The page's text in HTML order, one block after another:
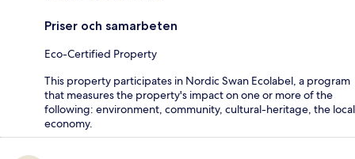
Priser och samarbeten
Eco-Certified Property
This property participates in Nordic Swan Ecolabel, a program
that measures the property's impact on one or more of the
following: environment, community, cultural-heritage, the local
economy.